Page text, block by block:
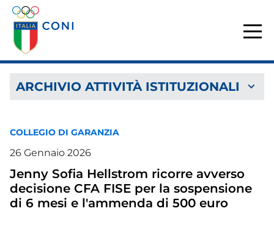
COLLEGIO DI GARANZIA
26 Gennaio 2026
Jenny Sofia Hellstrom ricorre avverso
decisione CFA FISE per la sospensione
di 6 mesi e l'ammenda di 500 euro
ARCHIVIO ATTIVITÀ ISTITUZIONALI